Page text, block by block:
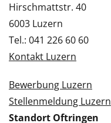
Hirschmattstr. 40
6003 Luzern
Tel.: 041 226 60 60
Kontakt Luzern
Bewerbung Luzern
Stellenmeldung Luzern
Standort Oftringen